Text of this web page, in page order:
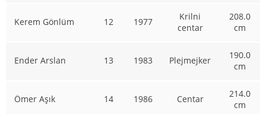
Kerem Gönlüm 12 1977
Krilni
centar
208.0
cm
Ender Arslan 13 1983 Plejmejker
190.0
cm
Ömer Aşık 14 1986 Centar
214.0
cm